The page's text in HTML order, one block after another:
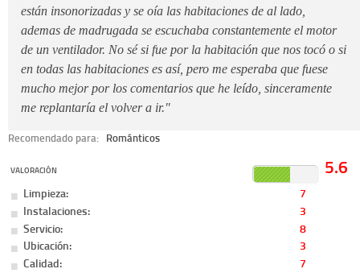
están insonorizadas y se oía las habitaciones de al lado,
ademas de madrugada se escuchaba constantemente el motor
de un ventilador. No sé si fue por la habitación que nos tocó o si
en todas las habitaciones es así, pero me esperaba que fuese
mucho mejor por los comentarios que he leído, sinceramente
me replantaría el volver a ir."
Recomendado para: Románticos
VALORACIÓN 5.6
Limpieza:
7
Instalaciones:
3
Servicio:
8
Ubicación:
3
Calidad:
7